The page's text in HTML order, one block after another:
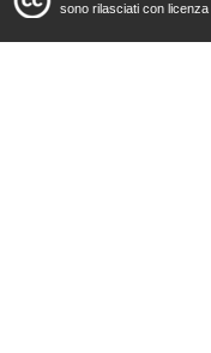
sono rilasciati con licenza